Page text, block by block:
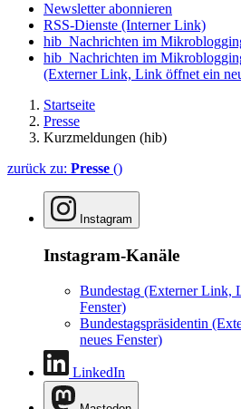
Newsletter abonnieren
RSS-Dienste (Interner Link)
hib_Nachrichten im
hib_Nachrichten im
(Externer Link, Link öffnet ein
Startseite
Presse
Kurzmeldungen (hib)
zurück zu: Presse ()
Instagram
Instagram-Kanäle
Bundestag (Externer Link,
Fenster)
Bundestagspräsidentin
neues Fenster)
LinkedIn